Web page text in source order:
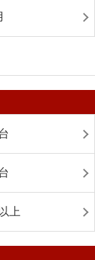
上